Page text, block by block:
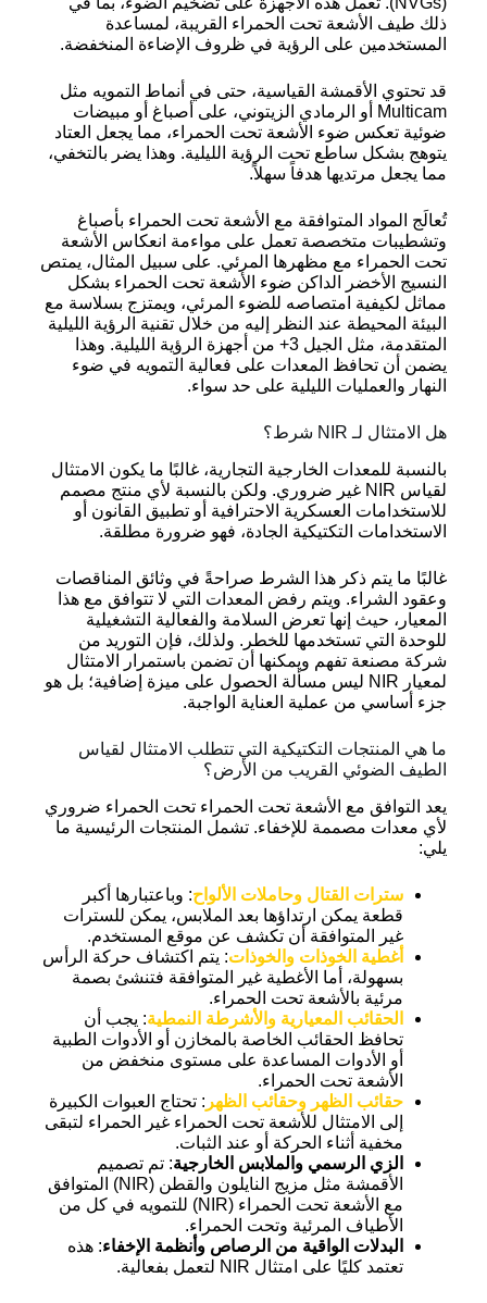
ذلك طيف الأشعة تحت الحمراء القريبة، لمساعدة
المستخدمين على الرؤية في ظروف الإضاءة المنخفضة.
قد تحتوي الأقمشة القياسية، حتى في أنماط التمويه مثل
Multicam أو الرمادي الزيتوني، على أصباغ أو مبيضات
ضوئية تعكس ضوء الأشعة تحت الحمراء، مما يجعل العتاد
يتوهج بشكل ساطع تحت الرؤية الليلية. وهذا يضر بالتخفي،
مما يجعل مرتديها هدفاً سهلاً.
تُعالَج المواد المتوافقة مع الأشعة تحت الحمراء بأصباغ
وتشطيبات متخصصة تعمل على مواءمة انعكاس الأشعة
تحت الحمراء مع مظهرها المرئي. على سبيل المثال، يمتص
النسيج الأخضر الداكن ضوء الأشعة تحت الحمراء بشكل
مماثل لكيفية امتصاصه للضوء المرئي، ويمتزج بسلاسة مع
البيئة المحيطة عند النظر إليه من خلال تقنية الرؤية الليلية
المتقدمة، مثل الجيل 3+ من أجهزة الرؤية الليلية. وهذا
يضمن أن تحافظ المعدات على فعالية التمويه في ضوء
النهار والعمليات الليلية على حد سواء.
هل الامتثال لـ NIR شرط؟
بالنسبة للمعدات الخارجية التجارية، غالبًا ما يكون الامتثال
لقياس NIR غير ضروري. ولكن بالنسبة لأي منتج مصمم
للاستخدامات العسكرية الاحترافية أو تطبيق القانون أو
الاستخدامات التكتيكية الجادة، فهو ضرورة مطلقة.
غالبًا ما يتم ذكر هذا الشرط صراحةً في وثائق المناقصات
وعقود الشراء. ويتم رفض المعدات التي لا تتوافق مع هذا
المعيار، حيث إنها تعرض السلامة والفعالية التشغيلية
للوحدة التي تستخدمها للخطر. ولذلك، فإن التوريد من
شركة مصنعة تفهم ويمكنها أن تضمن باستمرار الامتثال
لمعيار NIR ليس مسألة الحصول على ميزة إضافية؛ بل هو
جزء أساسي من عملية العناية الواجبة.
ما هي المنتجات التكتيكية التي تتطلب الامتثال لقياس
الطيف الضوئي القريب من الأرض؟
يعد التوافق مع الأشعة تحت الحمراء تحت الحمراء ضروري
لأي معدات مصممة للإخفاء. تشمل المنتجات الرئيسية ما
يلي:
سترات القتال وحاملات الألواح: وباعتبارها أكبر
قطعة يمكن ارتداؤها بعد الملابس، يمكن للسترات
غير المتوافقة أن تكشف عن موقع المستخدم.
أغطية الخوذات والخوذات: يتم اكتشاف حركة الرأس
بسهولة، أما الأغطية غير المتوافقة فتنشئ بصمة
مرئية بالأشعة تحت الحمراء.
الحقائب المعيارية والأشرطة النمطية: يجب أن
تحافظ الحقائب الخاصة بالمخازن أو الأدوات الطبية
أو الأدوات المساعدة على مستوى منخفض من
الأشعة تحت الحمراء.
حقائب الظهر وحقائب الظهر : تحتاج العبوات الكبيرة
إلى الامتثال للأشعة تحت الحمراء غير الحمراء لتبقى
مخفية أثناء الحركة أو عند الثبات.
الزي الرسمي والملابس الخارجية: تم تصميم
الأقمشة مثل مزيج النايلون والقطن (NIR) المتوافق
مع الأشعة تحت الحمراء (NIR) للتمويه في كل من
الأطياف المرئية وتحت الحمراء.
البدلات الواقية من الرصاص وأنظمة الإخفاء: هذه
تعتمد كليًا على امتثال NIR لتعمل بفعالية.